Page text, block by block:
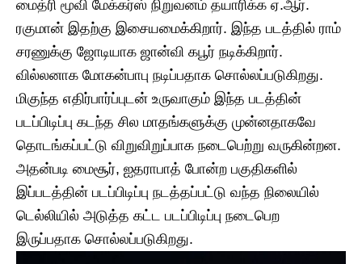
மைத்ரி மூவி மேக்கர்ஸ் நிறுவனம் தயாரிக்க ஏ.ஆர்.
ரகுமான் இதற்கு இசையமைக்கிறார். இந்த படத்தில் ராம்
சரணுக்கு ஜோடியாக ஜான்வி கபூர் நடிக்கிறார்.
வில்லனாக மோகன்பாபு நடிப்பதாக சொல்லப்படுகிறது.
மிகுந்த எதிர்பார்ப்புடன் உருவாகும் இந்த படத்தின்
படப்பிடிப்பு கடந்த சில மாதங்களுக்கு முன்னதாகவே
தொடங்கப்பட்டு விறுவிறுப்பாக நடைபெற்று வருகின்றன.
அதன்படி மைசூர், ஐதராபாத் போன்ற பகுதிகளில்
இப்படத்தின் படப்பிடிப்பு நடத்தப்பட்டு வந்த நிலையில்
டெல்லியில் அடுத்த கட்ட படப்பிடிப்பு நடைபெற
இருப்பதாக சொல்லப்படுகிறது.